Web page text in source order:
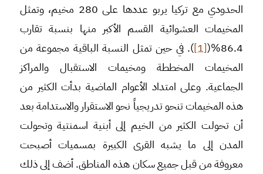
الحدودي مع تركيا يربو عددها على 280 مخيم، وتمثل
المخيمات العشوائية القسم الأكبر منها بنسبة تقارب
86.4%(
[1]
). في حين تمثل النسبة الباقية مجموعة من
المخيمات المخططة ومخيمات الاستقبال والمراكز
الجماعية. وعلى امتداد الأعوام الماضية بدأت الكثير من
هذه المخيمات تنحو تدريجياً نحو الاستقرار والاستدامة بعد
أن تحولت الكثير من الخيم إلى أبنية اسمنتية وتحولت
المدن إلى ما يشبه القرى الكبيرة بمسميات أصبحت
معروفة من قبل جميع سكان هذه المناطق. أضف إلى ذلك